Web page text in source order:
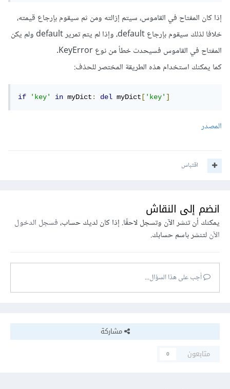
إذا كان المفتاح في القاموس، سيتم إزالته ومن ثم سيقوم بإرجاع قيمته،
خلافا لذلك سيقوم بإرجاع default، وإذا لم يتم تمرير default ولم يكن
المفتاح في القاموس فسيحدث خطأ من نوع KeyError.
كما يمكنك استخدام هذه الطريقة المختصر للحذف:
if 'key' in myDict: del myDict ['key']
المصدر
اقتباس
انضم إلى النقاش
يمكنك أن تنشر الآن وتسجل لاحقًا. إذا كان لديك حساب،فسجل الدخول
الآنلتنشر باسم حسابك.
أجب على هذا السؤال...
مشاركة
متابعون
0